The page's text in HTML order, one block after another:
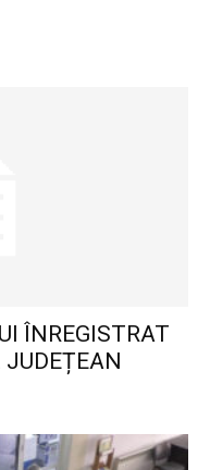
ÎNREGISTRAT